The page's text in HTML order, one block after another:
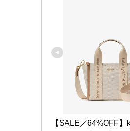
【SALE／64%OFF】